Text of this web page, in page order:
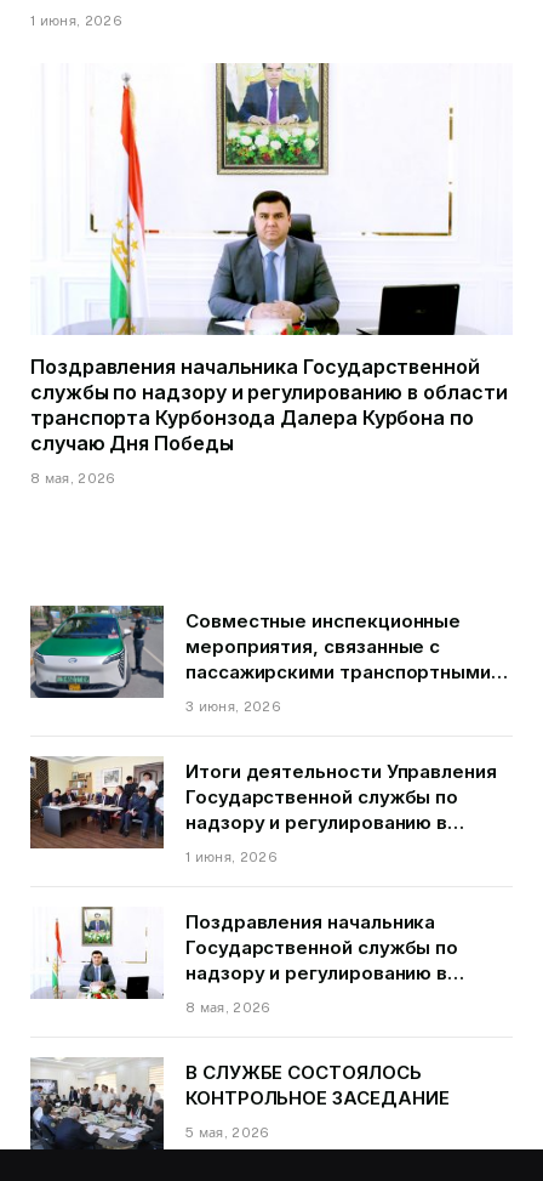
1 июня, 2026
Поздравления начальника Государственной
службы по надзору и регулированию в области
транспорта Курбонзода Далера Курбона по
случаю Дня Победы
8 мая, 2026
Совместные инспекционные
мероприятия, связанные с
пассажирскими транспортными
средствами на территории
3 июня, 2026
Итоги деятельности Управления
Государственной службы по
надзору и регулированию в
области транспорта ГБАО в
1 июня, 2026
Поздравления начальника
Государственной службы по
надзору и регулированию в
области транспорта Курбонзода
8 мая, 2026
В СЛУЖБЕ СОСТОЯЛОСЬ
КОНТРОЛЬНОЕ ЗАСЕДАНИЕ
5 мая, 2026